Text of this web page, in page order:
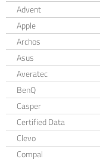
Advent
Apple
Archos
Asus
Averatec
BenQ
Casper
Certified Data
Clevo
Compal